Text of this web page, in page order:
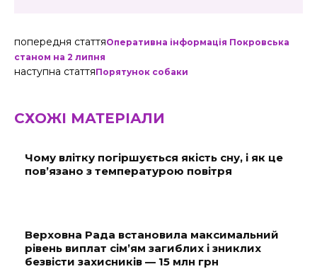
попередня статтяОперативна інформація Покровська
станом на 2 липня
наступна статтяПорятунок собаки
СХОЖІ МАТЕРІАЛИ
Чому влітку погіршується якість сну, і як це
пов’язано з температурою повітря
Верховна Рада встановила максимальний
рівень виплат сім’ям загиблих і зниклих
безвісти захисників — 15 млн грн